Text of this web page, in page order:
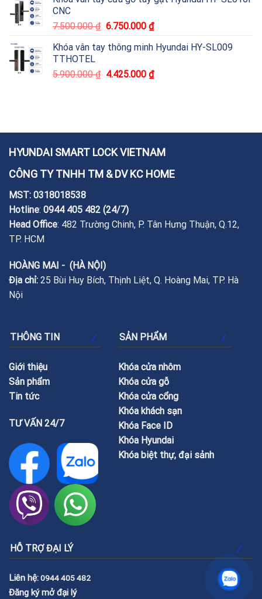
CNC
7.500.000₫ 6.750.000 ₫
Khóa vân tay thông minh Hyundai HY-SL009
TTHOTEL
5.900.000₫ 4.425.000 ₫
HYUNDAI SMART LOCK VIETNAM
CÔNG TY TNHH TM & DV KC HOME
MST: 0318018538
Hotline: 0944 405 482 (24/7)
Head Office: 482 Trường Chinh, P. Tân Hưng Thuận, Q.12,
TP. HCM
HOÀNG MAI - (HÀ NỘI)
Địa chỉ: 25 Bùi Huy Bích, Thịnh Liệt, Q. Hoàng Mai, TP. Hà
Nội
THÔNG TIN
Giới thiệu
Sản phẩm
Tin tức
TƯ VẤN 24/7
SẢN PHẨM
Khóa cửa nhôm
Khóa cửa gỗ
Khóa cửa cổng
Khóa khách sạn
Khóa Face ID
Khóa Hyundai
Khóa biệt thự, đại sảnh
HỖ TRỢ ĐẠI LÝ
Liên hệ:0944 405 482
Đăng ký mở đại lý